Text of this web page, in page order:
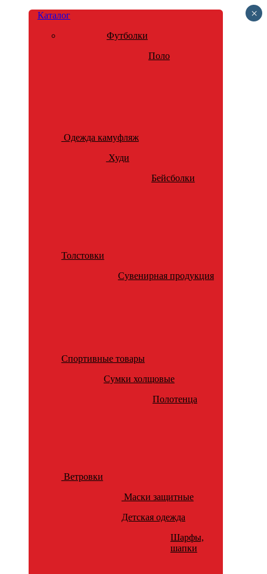
Каталог
Футболки
Поло
Одежда камуфляж
Худи
Бейсболки
Толстовки
Сувенирная продукция
Спортивные товары
Сумки холщовые
Полотенца
Ветровки
Маски защитные
Детская одежда
Шарфы,
шапки
×